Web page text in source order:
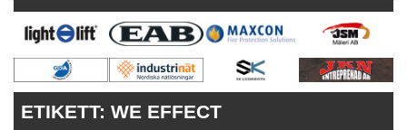
PRENUMERERA
VÅRA ANDRA MAGASIN
ANNONSERA
KONTAKT
ETIKETT: WE EFFECT